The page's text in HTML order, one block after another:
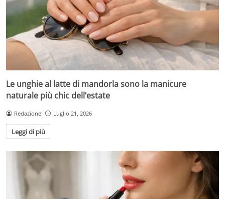
Le unghie al latte di mandorla sono la manicure
naturale più chic dell’estate
Redazione Luglio 21, 2026
Leggi di più